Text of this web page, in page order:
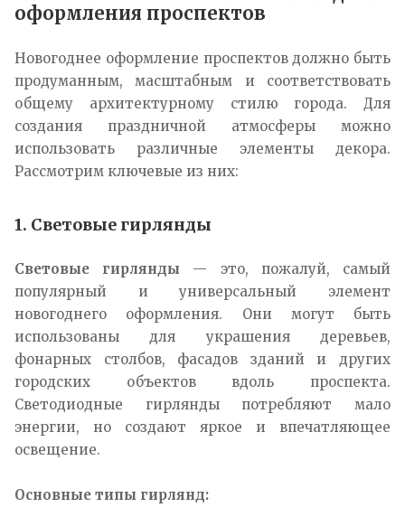
оформления проспектов
Новогоднее оформление проспектов должно быть
продуманным, масштабным и соответствовать
общему архитектурному стилю города. Для
создания праздничной атмосферы можно
использовать различные элементы декора.
Рассмотрим ключевые из них:
1. Световые гирлянды
Световые гирлянды — это, пожалуй, самый
популярный и универсальный элемент
новогоднего оформления. Они могут быть
использованы для украшения деревьев,
фонарных столбов, фасадов зданий и других
городских объектов вдоль проспекта.
Светодиодные гирлянды потребляют мало
энергии, но создают яркое и впечатляющее
освещение.
Основные типы гирлянд: